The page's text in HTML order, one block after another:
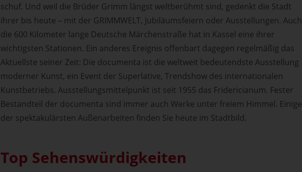
schuf. Und weil die Brüder Grimm längst weltberühmt sind, gedenkt die Stadt
ihrer bis heute – mit der GRIMMWELT, Jubiläumsfeiern oder Ausstellungen. Auch
die 600 Kilometer lange Deutsche Märchenstraße hat in Kassel eine ihrer
wichtigsten Stationen. Ein anderes Ereignis offenbart dagegen regelmäßig das
Aktuellste seiner Zeit: Die documenta ist die weltweit bedeutendste Ausstellung
moderner Kunst, ein Event der Superlative, Trendshow des internationalen
Kunstbetriebs. Ausstellungsmittelpunkt ist seit 1955 das Fridericianum. Fester
Bestandteil der documenta sind immer auch Werke unter freiem Himmel. Einige
der spektakulärsten Außenarbeiten finden Sie heute im Stadtbild.
Top Sehenswürdigkeiten